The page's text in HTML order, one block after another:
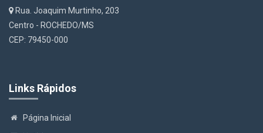
Rua. Joaquim Murtinho, 203
Centro - ROCHEDO/MS
CEP: 79450-000
Links Rápidos
Página Inicial